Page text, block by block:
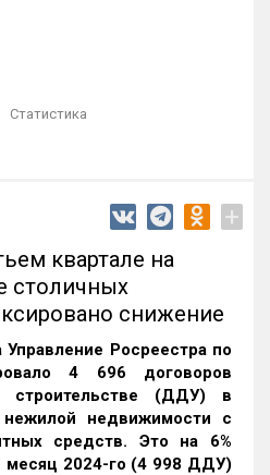
Статистика
+
квартале на
столичных
снижение
Росреестра по
4 696 договоров
строительстве (ДДУ) в
недвижимости с
средств. Это на 6%
2024-го (4 998 ДДУ)